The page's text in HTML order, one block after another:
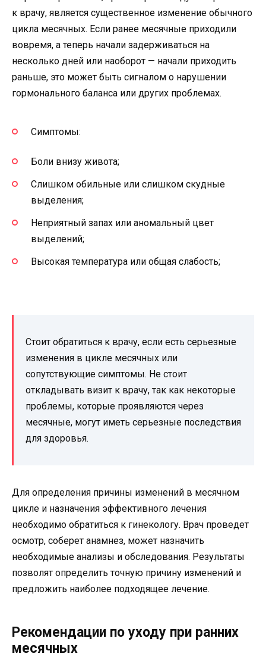
к врачу, является существенное изменение обычного
цикла месячных. Если ранее месячные приходили
вовремя, а теперь начали задерживаться на
несколько дней или наоборот — начали приходить
раньше, это может быть сигналом о нарушении
гормонального баланса или других проблемах.
Симптомы:
Боли внизу живота;
Слишком обильные или слишком скудные
выделения;
Неприятный запах или аномальный цвет
выделений;
Высокая температура или общая слабость;
Стоит обратиться к врачу, если есть серьезные
изменения в цикле месячных или
сопутствующие симптомы. Не стоит
откладывать визит к врачу, так как некоторые
проблемы, которые проявляются через
месячные, могут иметь серьезные последствия
для здоровья.
Для определения причины изменений в месячном
цикле и назначения эффективного лечения
необходимо обратиться к гинекологу. Врач проведет
осмотр, соберет анамнез, может назначить
необходимые анализы и обследования. Результаты
позволят определить точную причину изменений и
предложить наиболее подходящее лечение.
Рекомендации по уходу при ранних
месячных